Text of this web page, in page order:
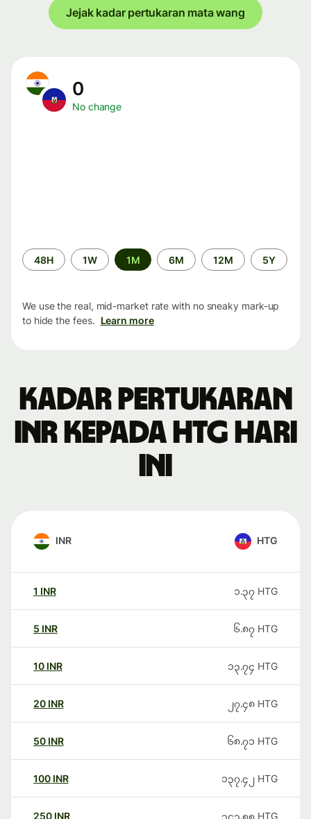
Jejak kadar pertukaran mata wang
0
No change
Time
period
48H 1W 1M 6M 12M 5Y
We use the real, mid-market rate with no sneaky mark-up
to hide the fees. Learn more
Kadar pertukaran
INR kepada HTG hari
ini
INR HTG
1 INR ၁.၃၇ HTG
5 INR ၆.၈၇ HTG
10 INR ၁၃.၇၄ HTG
20 INR ၂၇.၄၈ HTG
50 INR ၆၈.၇၁ HTG
100 INR ၁၃၇.၄၂ HTG
250 INR ၃၄၃.၅၅ HTG